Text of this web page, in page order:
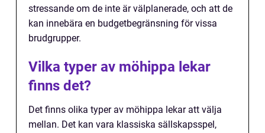
stressande om de inte är välplanerade, och att de
kan innebära en budgetbegränsning för vissa
brudgrupper.
Vilka typer av möhippa lekar
finns det?
Det finns olika typer av möhippa lekar att välja
mellan. Det kan vara klassiska sällskapsspel,